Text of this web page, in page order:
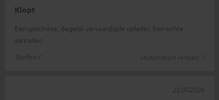
Klopt
Een geschikte, degelijk vervaardigde oplader. Een echte
aanrader.
Steffen F.
(Automatisch vertaald *)
23.07.2026